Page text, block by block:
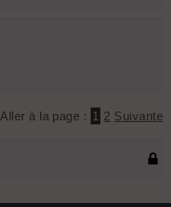
Aller à la page : 1 2 Suivante